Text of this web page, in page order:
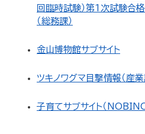
回臨時試験）第1次試験合
（総務課）
金山博物館サブサイト
ツキノワグマ目撃情報（産業
子育てサブサイト（